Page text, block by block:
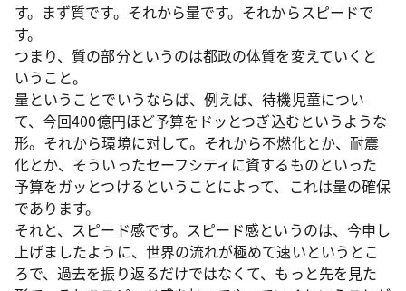
す。まず質です。それから量です。それからスピードで
す。
つまり、質の部分というのは都政の体質を変えていくと
いうこと。
量ということでいうならば、例えば、待機児童につい
て、今回400億円ほど予算をドッとつぎ込むというような
形。それから環境に対して。それから不燃化とか、耐震
化とか、そういったセーフシティに資するものといった
予算をガッとつけるということによって、これは量の確保
であります。
それと、スピード感です。スピード感というのは、今申し
上げましたように、世界の流れが極めて速いというとこ
ろで、過去を振り返るだけではなくて、もっと先を見た